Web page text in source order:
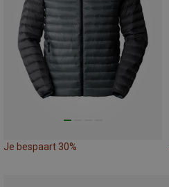
Je bespaart 30%